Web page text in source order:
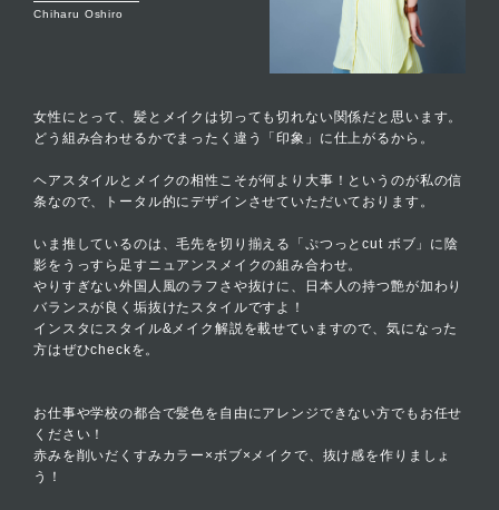
Chiharu Oshiro
女性にとって、髪とメイクは切っても切れない関係だと思います。
どう組み合わせるかでまったく違う「印象」に仕上がるから。
ヘアスタイルとメイクの相性こそが何より大事！というのが私の信
条なので、トータル的にデザインさせていただいております。
いま推しているのは、毛先を切り揃える「ぷつっとcut ボブ」に陰
影をうっすら足すニュアンスメイクの組み合わせ。
やりすぎない外国人風のラフさや抜けに、日本人の持つ艶が加わり
バランスが良く垢抜けたスタイルですよ！
インスタにスタイル&メイク解説を載せていますので、気になった
方はぜひcheckを。
お仕事や学校の都合で髪色を自由にアレンジできない方でもお任せ
ください！
赤みを削いだくすみカラー×ボブ×メイクで、抜け感を作りましょ
う！